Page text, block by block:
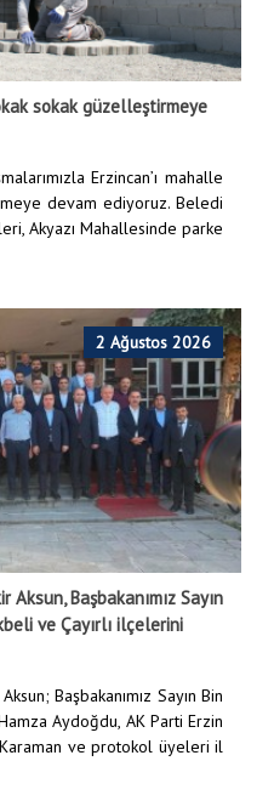
sokak güzelleştirmeye
Erzincan’ı mahalle
devam ediyoruz. Beledi
Akyazı Mahallesinde parke
2 Ağustos 2026
Aksun, Başbakanımız Sayın
ve Çayırlı ilçelerini
Başbakanımız Sayın Bin
Aydoğdu, AK Parti Erzin
ve protokol üyeleri il